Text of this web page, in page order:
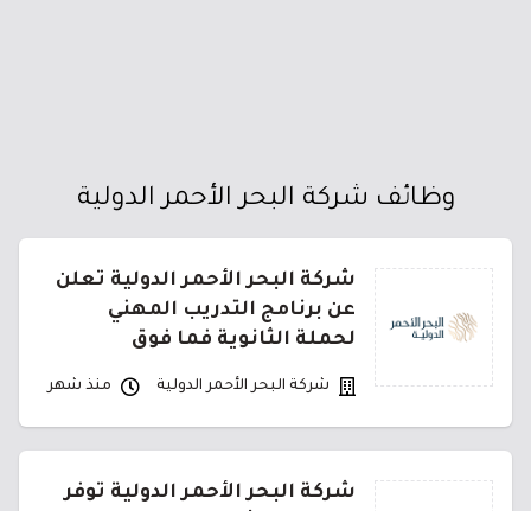
وظائف شركة البحر الأحمر الدولية
شركة البحر الأحمر الدولية تعلن
عن برنامج التدريب المهني
لحملة الثانوية فما فوق
شركة البحر الأحمر الدولية منذ شهر
شركة البحر الأحمر الدولية توفر